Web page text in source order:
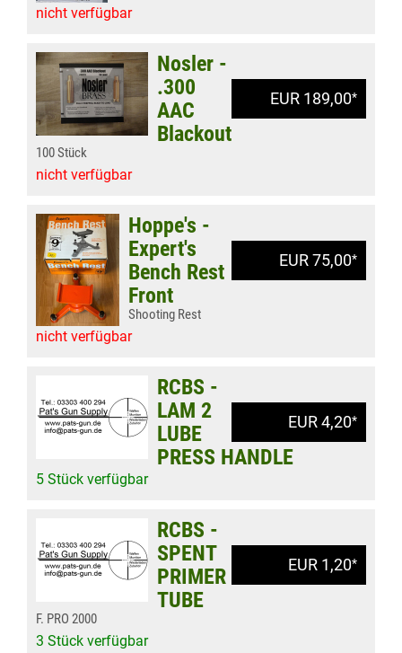
nicht verfügbar
EUR 189,00*
Nosler -
.300
AAC
Blackout
100 Stück
nicht verfügbar
EUR 75,00*
Hoppe's -
Expert's
Bench Rest
Front
Shooting Rest
nicht verfügbar
EUR 4,20*
RCBS -
LAM 2
LUBE
PRESS HANDLE
5 Stück verfügbar
EUR 1,20*
RCBS -
SPENT
PRIMER
TUBE
F. PRO 2000
3 Stück verfügbar